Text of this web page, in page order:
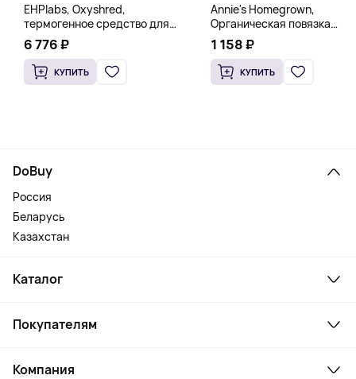
EHPlabs, Oxyshred,
термогенное средство для
сжигания жира, малиновое
освежение, 318 г (11,2 унции)
6 776 ₽
КУПИТЬ
Annie's Homegrown,
Органическая повязка
«Богиня», 236 мл (8 жидк.
унц.)
1 158 ₽
КУПИТЬ
DoBuy
Россия
Беларусь
Казахстан
Каталог
Ноутбуки, мониторы, VR
Косметика и уход
Покупателям
Как заказать
Компания